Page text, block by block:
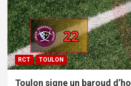
RCT TOULON
Toulon signe un baroud